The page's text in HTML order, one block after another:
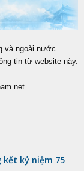
và ngoài nước
tin từ website này.
kết kỷ niệm 75